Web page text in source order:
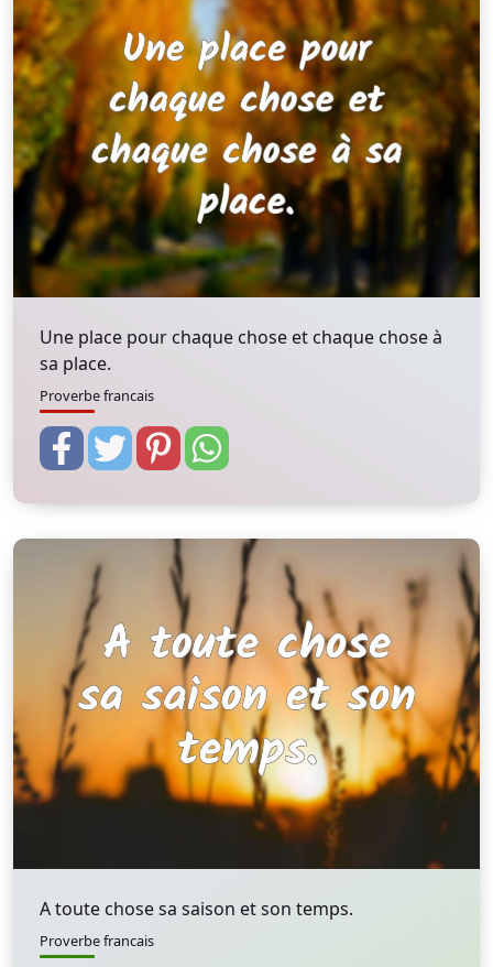
Une place pour chaque chose et chaque chose à
sa place.
Proverbe francais
A toute chose sa saison et son temps.
Proverbe francais